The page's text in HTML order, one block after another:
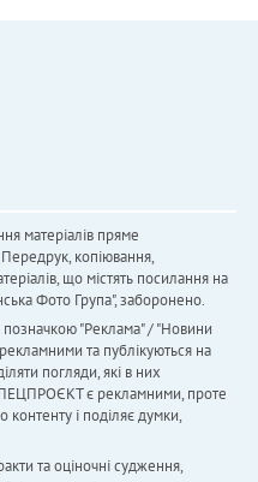
матеріалів пряме
копіювання,
що містять посилання на
Фото Група", заборонено.
позначкою "Реклама" / "Новини
та публікуються на
погляди, які в них
є рекламними, проте
контенту і поділяє думки,
та оціночні судження,